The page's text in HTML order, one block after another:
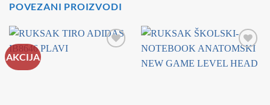
POVEZANI PROIZVODI
AKCIJA